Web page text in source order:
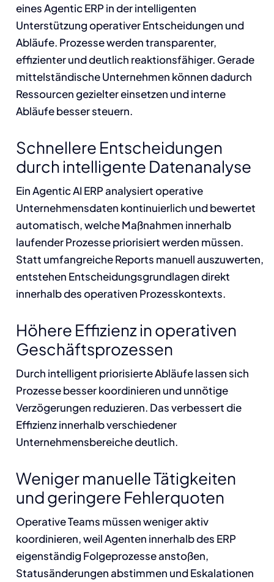
eines Agentic ERP in der intelligenten
Unterstützung operativer Entscheidungen und
Abläufe. Prozesse werden transparenter,
effizienter und deutlich reaktionsfähiger. Gerade
mittelständische Unternehmen können dadurch
Ressourcen gezielter einsetzen und interne
Abläufe besser steuern.
Schnellere Entscheidungen
durch intelligente Datenanalyse
Ein Agentic AI ERP analysiert operative
Unternehmensdaten kontinuierlich und bewertet
automatisch, welche Maßnahmen innerhalb
laufender Prozesse priorisiert werden müssen.
Statt umfangreiche Reports manuell auszuwerten,
entstehen Entscheidungsgrundlagen direkt
innerhalb des operativen Prozesskontexts.
Höhere Effizienz in operativen
Geschäftsprozessen
Durch intelligent priorisierte Abläufe lassen sich
Prozesse besser koordinieren und unnötige
Verzögerungen reduzieren. Das verbessert die
Effizienz innerhalb verschiedener
Unternehmensbereiche deutlich.
Weniger manuelle Tätigkeiten
und geringere Fehlerquoten
Operative Teams müssen weniger aktiv
koordinieren, weil Agenten innerhalb des ERP
eigenständig Folgeprozesse anstoßen,
Statusänderungen abstimmen und Eskalationen